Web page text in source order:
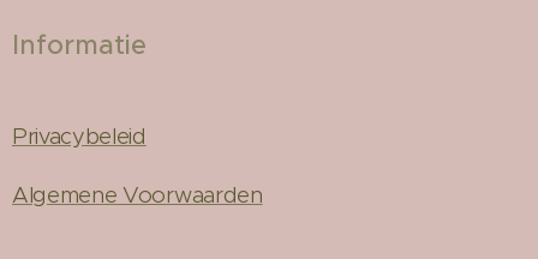
Informatie
Privacybeleid
Algemene Voorwaarden